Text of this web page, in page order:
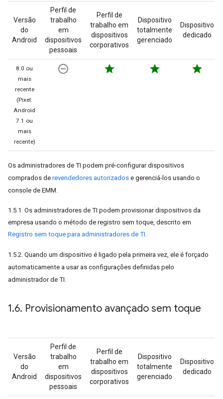
Versão
do
Android
Perfil de
trabalho
em
dispositivos
pessoais
Perfil de
trabalho em
dispositivos
corporativos
Dispositivo
totalmente
gerenciado
Dispositivo
dedicado
8.0 ou
mais
recente
(Pixel:
Android
7.1 ou
mais
recente)
remove_circle_outline star star star
Os administradores de TI podem pré-configurar dispositivos
comprados de revendedores autorizados e gerenciá-los usando o
console de EMM.
1.5.1. Os administradores de TI podem provisionar dispositivos da
empresa usando o método de registro sem toque, descrito em
Registro sem toque para administradores de TI.
1.5.2. Quando um dispositivo é ligado pela primeira vez, ele é forçado
automaticamente a usar as configurações definidas pelo
administrador de TI.
1.6. Provisionamento avançado sem toque
Versão
do
Android
Perfil de
trabalho
em
dispositivos
pessoais
Perfil de
trabalho em
dispositivos
corporativos
Dispositivo
totalmente
gerenciado
Dispositivo
dedicado